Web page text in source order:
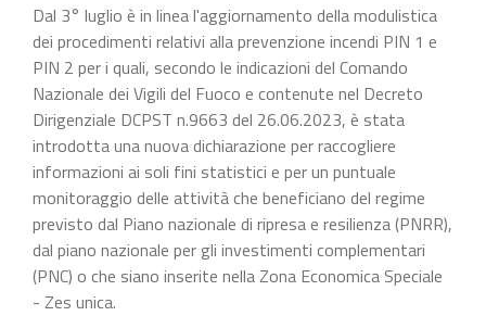
Dal 3° luglio è in linea l'aggiornamento della modulistica
dei procedimenti relativi alla prevenzione incendi PIN 1 e
PIN 2 per i quali, secondo le indicazioni del Comando
Nazionale dei Vigili del Fuoco e contenute nel Decreto
Dirigenziale DCPST n.9663 del 26.06.2023, è stata
introdotta una nuova dichiarazione per raccogliere
informazioni ai soli fini statistici e per un puntuale
monitoraggio delle attività che beneficiano del regime
previsto dal Piano nazionale di ripresa e resilienza (PNRR),
dal piano nazionale per gli investimenti complementari
(PNC) o che siano inserite nella Zona Economica Speciale
- Zes unica.